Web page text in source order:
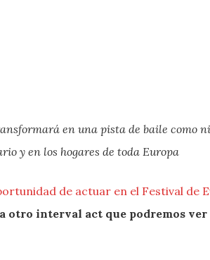
en una pista de baile como
y en los hogares de toda Europa
de actuar en el Festival de
interval act que podremos ver